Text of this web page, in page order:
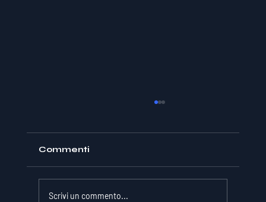
Commenti
Scrivi un commento...